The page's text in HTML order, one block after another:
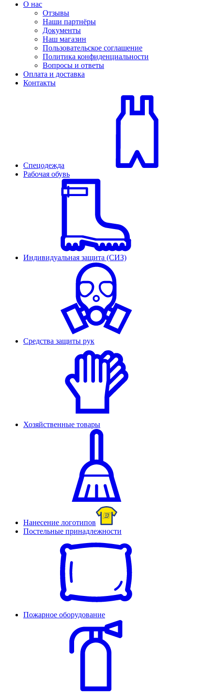
О нас
Отзывы
Наши партнёры
Документы
Наш магазин
Пользовательское соглашение
Политика конфиденциальности
Вопросы и ответы
Оплата и доставка
Контакты
Спецодежда
Рабочая обувь
Индивидуальная защита (СИЗ)
Средства защиты рук
Хозяйственные товары
Нанесение логотипов
Постельные принадлежности
Пожарное оборудование